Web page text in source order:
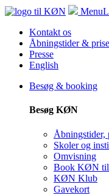
Menu
Kontakt os
Åbningstider &
Presse
English
Besøg & booking
Besøg KØN
Åbningstider,
Skoler og
Omvisning
Book KØN til
KØN Klub
Gavekort